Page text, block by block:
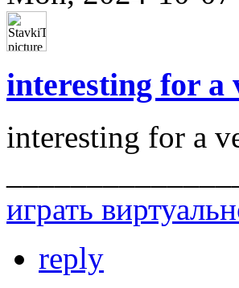
interesting for a
interesting for a
играть
reply